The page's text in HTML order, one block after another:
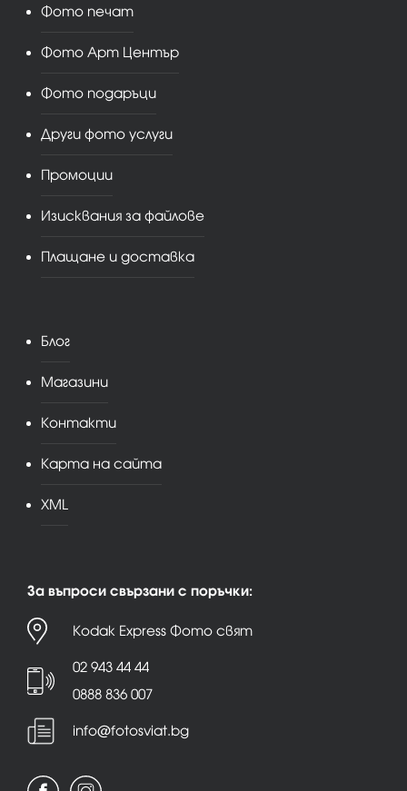
Фото печат
Фото Арт Център
Фото подаръци
Други фото услуги
Промоции
Изисквания за файлове
Плащане и доставка
Блог
Магазини
Контакти
Карта на сайта
XML
За въпроси свързани с поръчки:
Kodak Express Фото свят
02 943 44 44
0888 836 007
info@fotosviat.bg